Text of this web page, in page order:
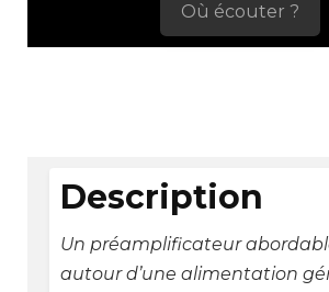
Où écouter ?
Description
Un préamplificateur
autour d’une alimentation